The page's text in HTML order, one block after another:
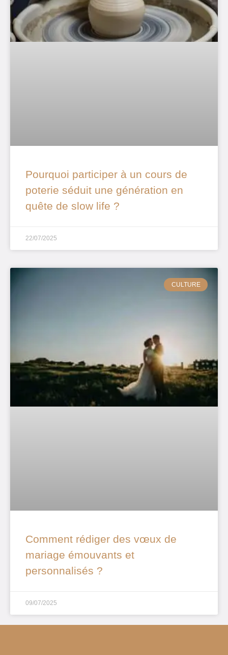
Pourquoi participer à un cours de
poterie séduit une génération en
quête de slow life ?
22/07/2025
CULTURE
Comment rédiger des vœux de
mariage émouvants et
personnalisés ?
09/07/2025